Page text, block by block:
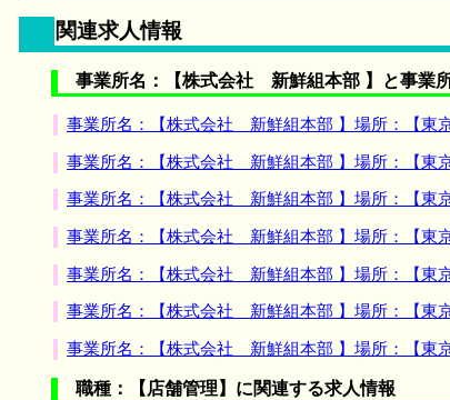
関連求人情報
事業所名：【株式会社 新鮮組本部 】と事業
事業所名：【株式会社 新鮮組本部 】場所：【東
事業所名：【株式会社 新鮮組本部 】場所：【東
事業所名：【株式会社 新鮮組本部 】場所：【東
事業所名：【株式会社 新鮮組本部 】場所：【東
事業所名：【株式会社 新鮮組本部 】場所：【東
事業所名：【株式会社 新鮮組本部 】場所：【東
事業所名：【株式会社 新鮮組本部 】場所：【東
職種：【店舗管理】に関連する求人情報